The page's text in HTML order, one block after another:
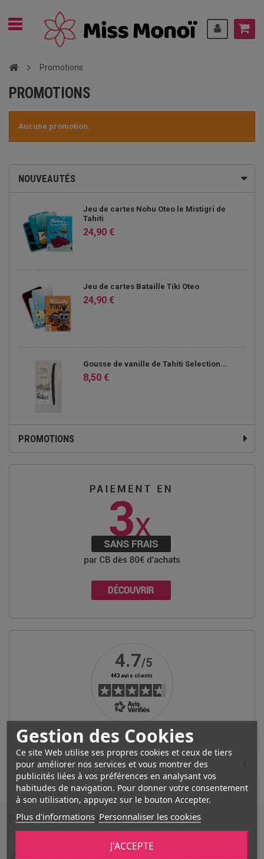
Gestion des Cookies
Ce site Web utilise ses propres cookies et ceux de tiers
pour améliorer nos services et vous montrer des
publicités liées à vos préférences en analysant vos
habitudes de navigation. Pour donner votre consentement
à son utilisation, appuyez sur le bouton Accepter.
Plus d'informations Personnaliser les cookies
J'ACCEPTE
Promotions
NOUVEAUTÉS
Jeu de cartes Nohu Oteo le Mistigri de
Tahiti
24,90 €
Jeu de cartes Bataille Tiki Oteo
24,90 €
Gousse de vanille de Tahiti Selection...
8,50 €
PROMOTIONS
FABRICANTS
PROMOTIONS
Aucune promotion.
PAIEMENT SÉCURISÉ